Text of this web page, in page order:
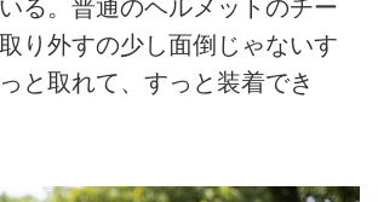
る。普通のヘルメットのチー
り外すの少し面倒じゃないす
と取れて、すっと装着でき